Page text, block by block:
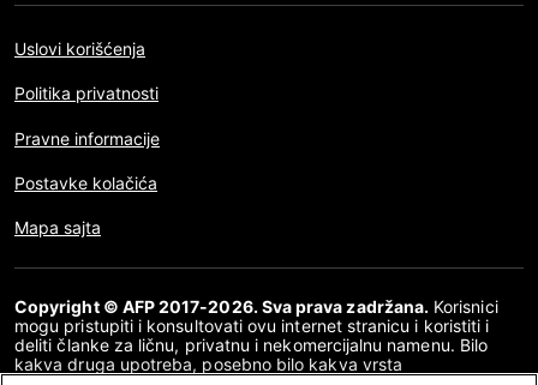
Uslovi korišćenja
Politika privatnosti
Pravne informacije
Postavke kolačića
Mapa sajta
Copyright © AFP 2017-2026. Sva prava zadržana. Korisnici
mogu pristupiti i konsultovati ovu internet stranicu i koristiti i
deliti članke za ličnu, privatnu i nekomercijalnu namenu. Bilo
kakva druga upotreba, posebno bilo kakva vrsta